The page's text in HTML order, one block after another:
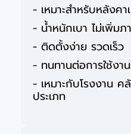
- เหมาะสำหรับหลังค
- น้ำหนักเบา ไม่เพิ่มภ
- ติดตั้งง่าย รวดเร็ว
- ทนทานต่อการใช้งาน
- เหมาะกับโรงงาน
ประเภท